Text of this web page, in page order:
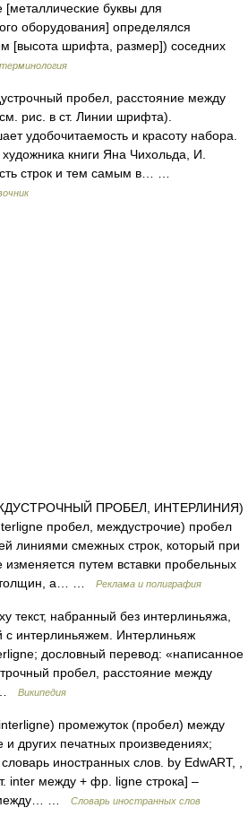
буквы для
оборудования] определялся
[высота шрифта, размер]) соседних
пробел, расстояние между
рис. в ст. Линии шрифта).
удобочитаемость и красоту набора.
книги Яна Чихольда, И.
строк и тем самым в… …
ПРОБЕЛ, ИНТЕРЛИНИЯ)
пробел, междустрочие) пробел
линиями смежных строк, который при
путем вставки пробельных
толщин, а… …
Реклама и полиграфия
текст, набранный без интерлиньяжа,
с интерлиньяжем. Интерлиньяж
дословный перевод: «написанное
пробел, расстояние между
…
Википедия
промежуток (пробел) между
и других печатных произведениях;
иностранных слов. by EdwART, ,
inter между + фр. ligne строка] –
между… …
Словарь иностранных слов